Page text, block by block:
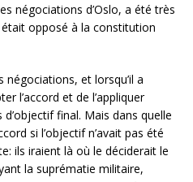
négociations d’Oslo, a été très
était opposé à la constitution
et lorsqu’il a
l’accord et de l’appliquer
d’objectif final. Mais dans quelle
si l’objectif n’avait pas été
ils iraient là où le déciderait le
la suprématie militaire,